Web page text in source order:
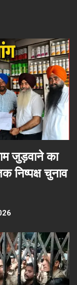
जुड़वाने का
निष्पक्ष चुनाव